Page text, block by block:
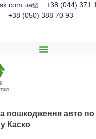
+38 (044) 371
+38 (050) 388 70 93
пошкодження авто по
Каско